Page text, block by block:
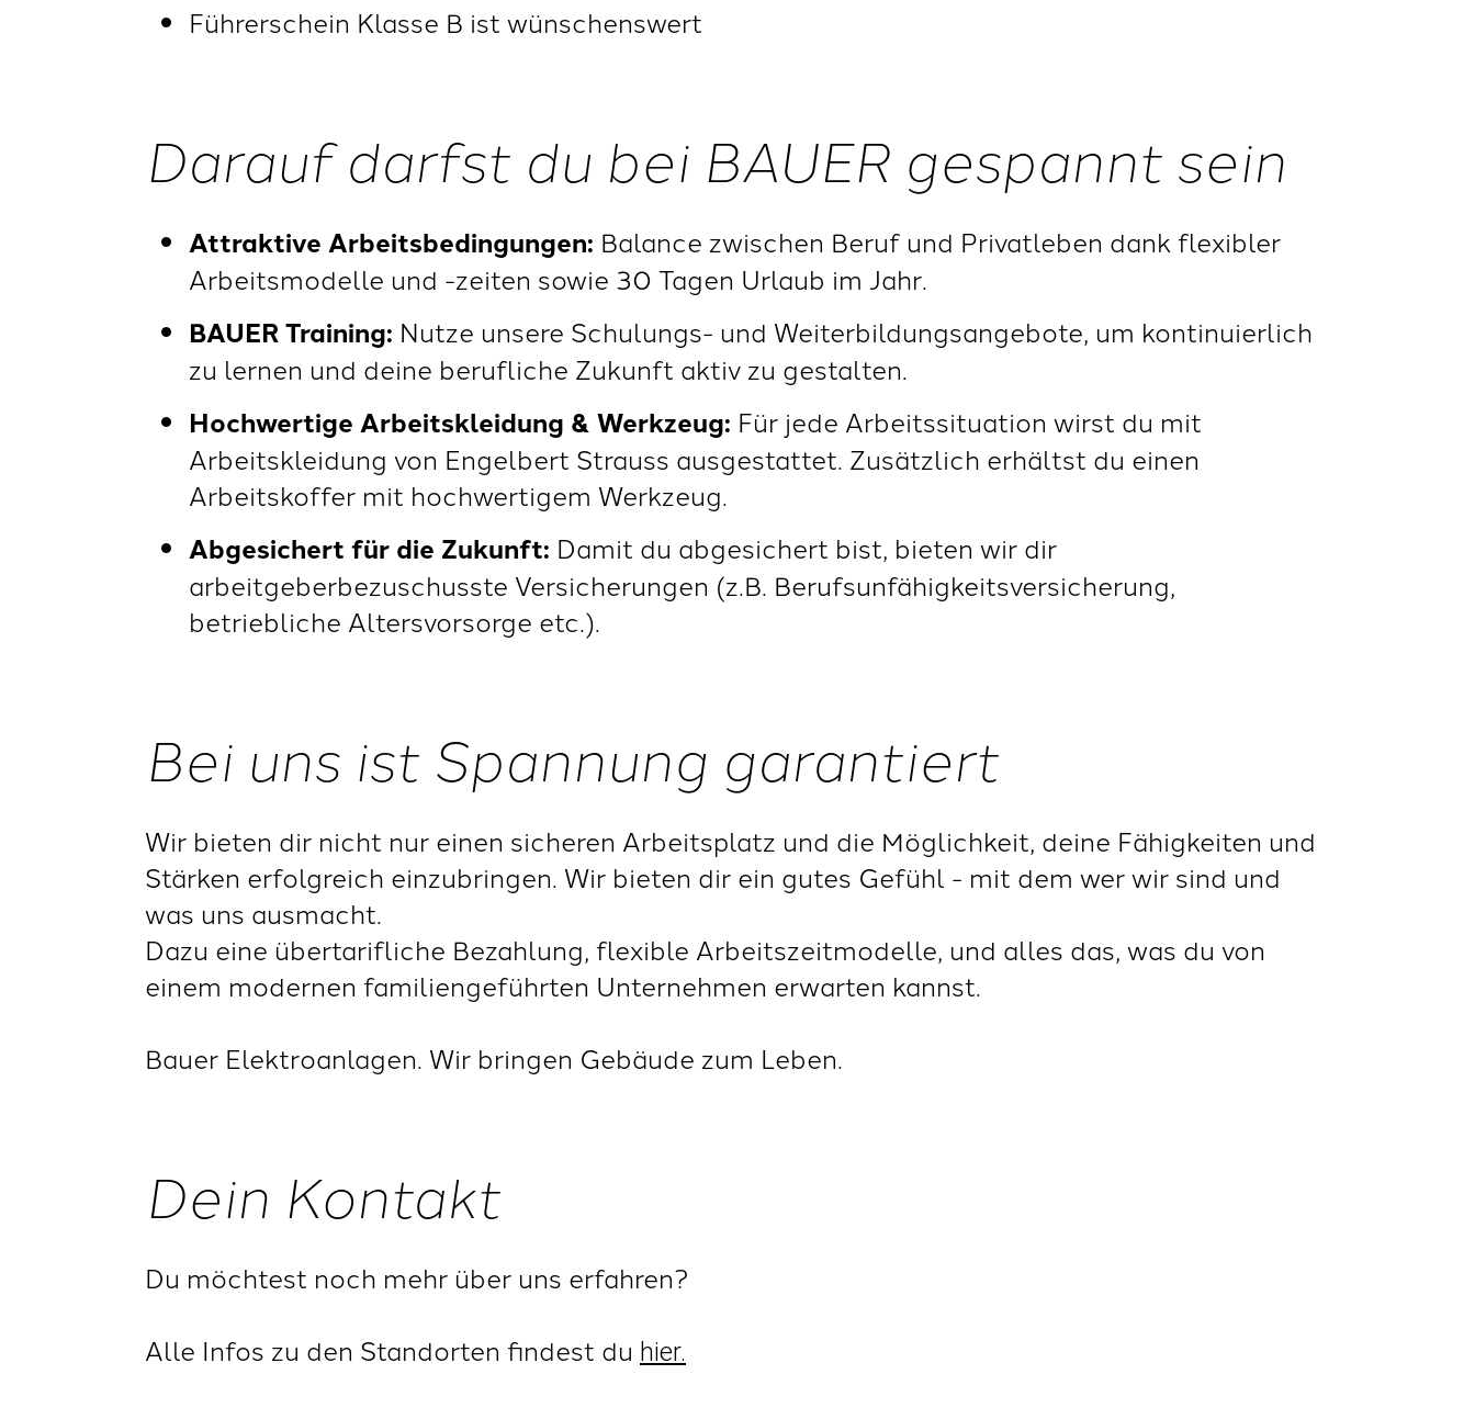
Führerschein Klasse B ist wünschenswert
Darauf darfst du bei BAUER gespannt sein
Attraktive Arbeitsbedingungen: Balance zwischen Beruf und Privatleben dank flexibler
Arbeitsmodelle und -zeiten sowie 30 Tagen Urlaub im Jahr.
BAUER Training: Nutze unsere Schulungs- und Weiterbildungsangebote, um kontinuierlich
zu lernen und deine berufliche Zukunft aktiv zu gestalten.
Hochwertige Arbeitskleidung & Werkzeug: Für jede Arbeitssituation wirst du mit
Arbeitskleidung von Engelbert Strauss ausgestattet. Zusätzlich erhältst du einen
Arbeitskoffer mit hochwertigem Werkzeug.
Abgesichert für die Zukunft: Damit du abgesichert bist, bieten wir dir
arbeitgeberbezuschusste Versicherungen (z.B. Berufsunfähigkeitsversicherung,
betriebliche Altersvorsorge etc.).
Bei uns ist Spannung garantiert
Wir bieten dir nicht nur einen sicheren Arbeitsplatz und die Möglichkeit, deine Fähigkeiten und
Stärken erfolgreich einzubringen. Wir bieten dir ein gutes Gefühl - mit dem wer wir sind und
was uns ausmacht.
Dazu eine übertarifliche Bezahlung, flexible Arbeitszeitmodelle, und alles das, was du von
einem modernen familiengeführten Unternehmen erwarten kannst.
Bauer Elektroanlagen. Wir bringen Gebäude zum Leben.
Dein Kontakt
Du möchtest noch mehr über uns erfahren?
Alle Infos zu den Standorten findest du hier.